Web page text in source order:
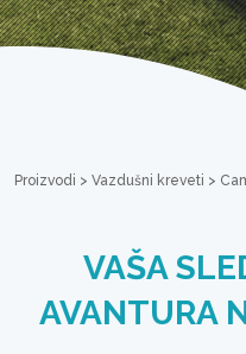
Proizvodi > Vazdušni kreveti >
VAŠA
AVANTURA